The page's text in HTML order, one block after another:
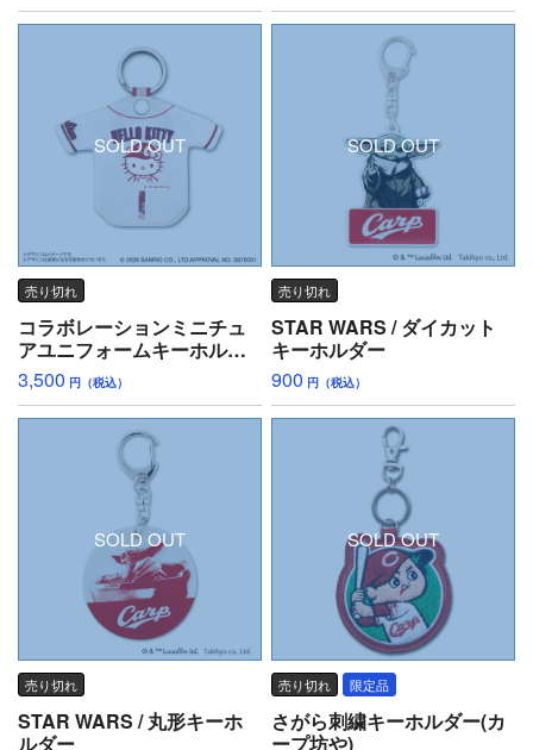
SOLD OUT
売り切れ
コラボレーションミニチュ
アユニフォームキーホルダ
ー「ハローキティ」
3,500 円（税込）
SOLD OUT
売り切れ
STAR WARS / ダイカット
キーホルダー
900 円（税込）
SOLD OUT
売り切れ
STAR WARS / 丸形キーホ
ルダー
SOLD OUT
売り切れ 限定品
さがら刺繍キーホルダー(カ
ープ坊や)